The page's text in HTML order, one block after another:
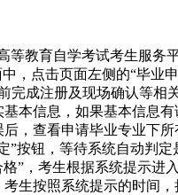
等教育自学考试考生服务
中，点击页面左侧的“毕业
完成注册及现场确认等相
本信息，如果基本信息
，查看申请毕业专业下
”按钮，等待系统自动判
”，考生根据系统提示进
生按照系统提示的时间